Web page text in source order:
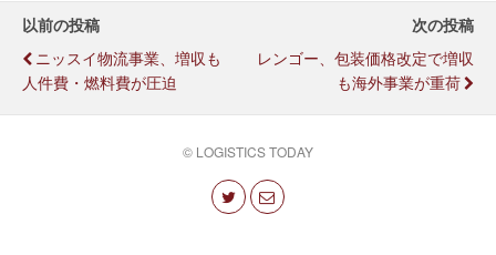
以前の投稿
ニッスイ物流事業、増収も
人件費・燃料費が圧迫
次の投稿
レンゴー、包装価格改定で増収
も海外事業が重荷
© LOGISTICS TODAY